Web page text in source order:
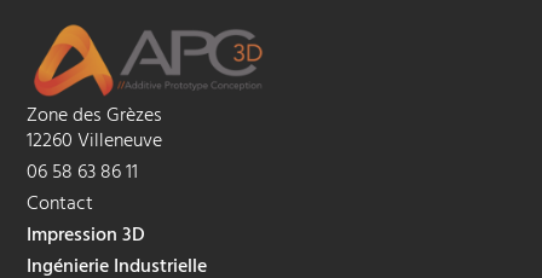
Zone des Grèzes
12260 Villeneuve
06 58 63 86 11
Contact
Impression 3D
Ingénierie Industrielle